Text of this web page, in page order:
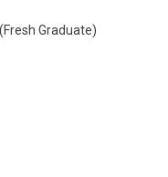
Graduate)